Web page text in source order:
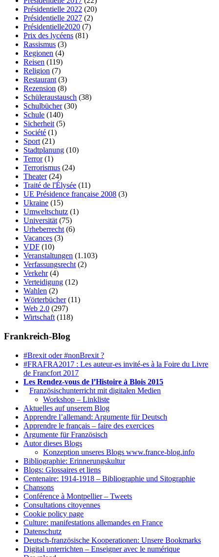
Présidentielle 2022 (20)
Présidentielle 2027 (2)
Présidentielle2020 (7)
Prix des lycéens (81)
Rassismus (3)
Regionen (4)
Reisen (119)
Religion (7)
Restaurant (3)
Rezension (8)
Schüleraustausch (38)
Schulbücher(30)
Schule (140)
Sicherheit (5)
Société (1)
Sport (21)
Stadtplanung (10)
Terror(1)
Terrorismus (24)
Theater(24)
Traité de l'Élysée (11)
UE Présidence française 2008 (3)
Ukraine (15)
Umweltschutz (1)
Universität (75)
Urheberrecht (6)
Vacances (3)
VDF (10)
Veranstaltungen (1.103)
Verfassungsrecht (2)
Verkehr(4)
Verteidigung (12)
Wahlen (2)
Wörterbücher(11)
Web 2.0 (297)
Wirtschaft (118)
Frankreich-Blog
#Brexit oder #nonBrexit ?
#FRAFRA2017 : Les auteur-es invité-es à la Foire du Livre
de Francfort 2017
Les Rendez-vous de l’Histoire à Blois 2015
Französischunterricht mit digitalen Medien
Workshop – Linkliste
Aktuelles auf unserem Blog
Apprendre l’allemand: Argumente für Deutsch
Apprendre le français – faire des exercices
Argumente für Französisch
Autor dieses Blogs
Konzeption unseres Blogs www.france-blog.info
Bibliographie: Erinnerungskultur
Blogs: Glossaires et liens
Centenaire: 1914-1918 – Bibliographie und Sitographie
Chansons
Conférence à Montpellier – Tweets
Consultations citoyennes
Cookie policy page
Culture: manifestations allemandes en France
Datenschutz
Deutsch-französische Kooperationen: Unsere Bookmarks
Digital unterrichten – Enseigner avec le numérique